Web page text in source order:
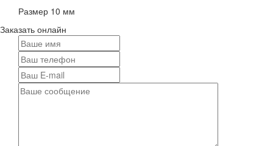
Размер 10 мм
Заказать онлайн